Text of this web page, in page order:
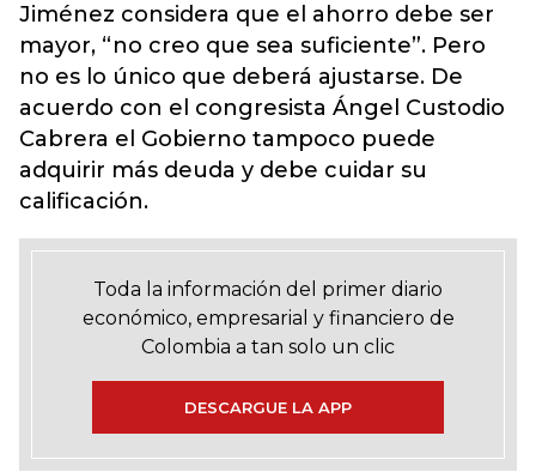
Jiménez considera que el ahorro debe ser
mayor, “no creo que sea suficiente”. Pero
no es lo único que deberá ajustarse. De
acuerdo con el congresista Ángel Custodio
Cabrera el Gobierno tampoco puede
adquirir más deuda y debe cuidar su
calificación.
Toda la información del primer diario
económico, empresarial y financiero de
Colombia a tan solo un clic
DESCARGUE LA APP